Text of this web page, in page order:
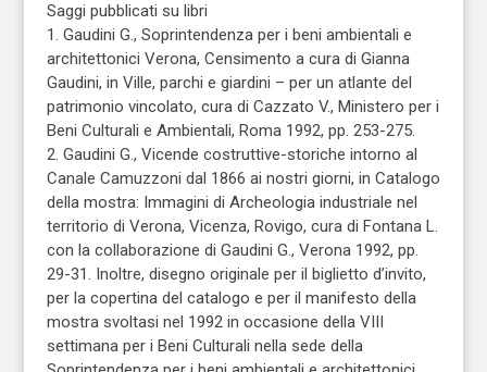
Saggi pubblicati su libri
1. Gaudini G., Soprintendenza per i beni ambientali e
architettonici Verona, Censimento a cura di Gianna
Gaudini, in Ville, parchi e giardini – per un atlante del
patrimonio vincolato, cura di Cazzato V., Ministero per i
Beni Culturali e Ambientali, Roma 1992, pp. 253-275.
2. Gaudini G., Vicende costruttive-storiche intorno al
Canale Camuzzoni dal 1866 ai nostri giorni, in Catalogo
della mostra: Immagini di Archeologia industriale nel
territorio di Verona, Vicenza, Rovigo, cura di Fontana L.
con la collaborazione di Gaudini G., Verona 1992, pp.
29-31. Inoltre, disegno originale per il biglietto d’invito,
per la copertina del catalogo e per il manifesto della
mostra svoltasi nel 1992 in occasione della VIII
settimana per i Beni Culturali nella sede della